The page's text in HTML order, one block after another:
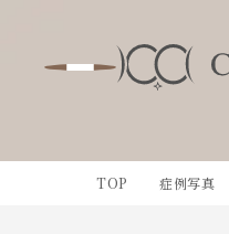
TOP 症例写真